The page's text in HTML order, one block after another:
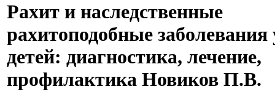
Рахит и наследственные
рахитоподобные заболевания
детей: диагностика, лечение,
профилактика Новиков П.В.